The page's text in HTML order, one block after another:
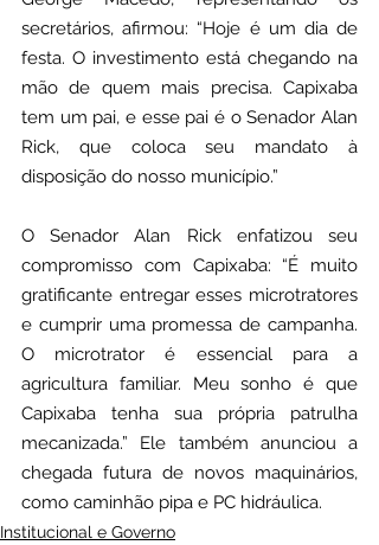
secretários, afirmou: “Hoje é um dia de
festa. O investimento está chegando na
mão de quem mais precisa. Capixaba
tem um pai, e esse pai é o Senador Alan
Rick, que coloca seu mandato à
disposição do nosso município.”
O Senador Alan Rick enfatizou seu
compromisso com Capixaba: “É muito
gratificante entregar esses microtratores
e cumprir uma promessa de campanha.
O microtrator é essencial para a
agricultura familiar. Meu sonho é que
Capixaba tenha sua própria patrulha
mecanizada.” Ele também anunciou a
chegada futura de novos maquinários,
como caminhão pipa e PC hidráulica.
Institucional e Governo